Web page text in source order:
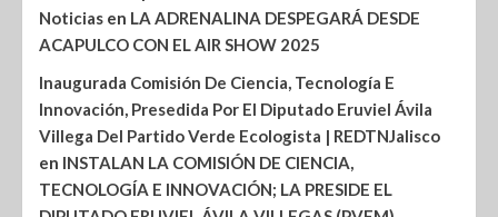
Noticias en LA ADRENALINA DESPEGARÁ DESDE
ACAPULCO CON EL AIR SHOW 2025
Inaugurada Comisión De Ciencia, Tecnología E
Innovación, Presedida Por El Diputado Eruviel Ávila
Villega Del Partido Verde Ecologista | REDTNJalisco
en INSTALAN LA COMISIÓN DE CIENCIA,
TECNOLOGÍA E INNOVACIÓN; LA PRESIDE EL